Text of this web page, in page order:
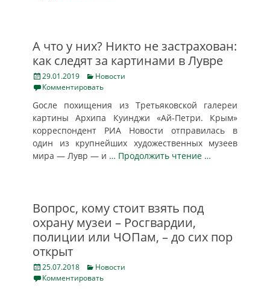
А что у них? Никто не застрахован:
как следят за картинами в Лувре
Posted
on
29.01.2019 Categories
Новости
Комментировать
Gосле похищения из Третьяковской галереи
картины Архипа Куинджи «Ай-Петри. Крым»
корреспондент РИА Новости отправилась в
один из крупнейших художественных музеев
мира — Лувр — и … Продолжить чтение …
Вопрос, кому стоит взять под
охрану музеи – Росгвардии,
полиции или ЧОПам, – до сих пор
открыт
Posted
on
25.07.2018 Categories
Новости
Комментировать